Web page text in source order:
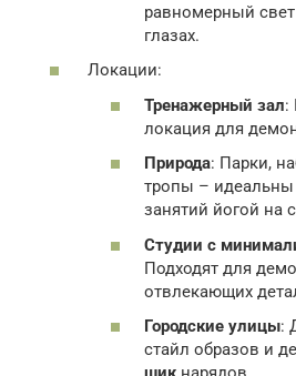
равномерный
глазах.
Локации:
Тренажерный зал:
локация для
Природа: Парки,
тропы –
занятий йогой на
Студии с
Подходят для
отвлекающих
Городские улицы:
стайл образов и